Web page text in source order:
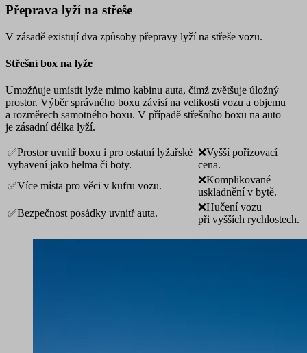
Přeprava lyží na střeše
V zásadě existují dva způsoby přepravy lyží na střeše vozu.
Střešní box na lyže
Umožňuje umístit lyže mimo kabinu auta, čímž zvětšuje úložný
prostor. Výběr správného boxu závisí na velikosti vozu a objemu
a rozměrech samotného boxu. V případě střešního boxu na auto
je zásadní délka lyží.
✅Prostor uvnitř boxu i pro ostatní lyžařské
vybavení jako helma či boty.
❌Vyšší pořizovací
cena.
✅Více místa pro věci v kufru vozu.
❌Komplikované
uskladnění v bytě.
✅Bezpečnost posádky uvnitř auta.
❌Hučení vozu
při vyšších rychlostech.